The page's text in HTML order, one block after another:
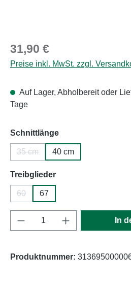
Regulärer Preis:
31,90 €
Preise inkl. MwSt. zzgl.
Auf Lager, Abholbereit oder
Tage
Schnittlängeauswählen
35 cm
(Diese Option ist zurzeit nicht
40 cm
Treibgliederauswählen
60
(Diese Option ist zurzeit nicht
67
Produkt Anzahl: Gib In
Produktnummer: